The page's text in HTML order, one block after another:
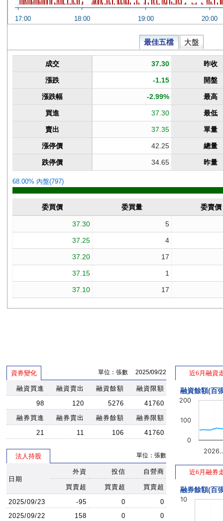
資券變化 單位：張數 2025/09/22
融資買進 融資賣出 融資餘額
融資限額
98
120 5276
41760
融券買進
融券賣出 融券餘額
融券限額
21
11 106 41760
法人持股 單位：張數
日期
外資 投信 自營商
買賣超 買賣超
買賣超
2025/09/23
-95 0
0
2025/09/22
158 0
0
近6月融資
融資餘額(百
0
100
200
近6月融券
融券餘額(百
10